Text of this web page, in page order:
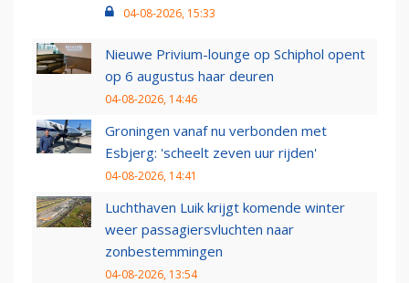
04-08-2026, 15:33
Nieuwe Privium-lounge op Schiphol opent
op 6 augustus haar deuren
04-08-2026, 14:46
Groningen vanaf nu verbonden met
Esbjerg: 'scheelt zeven uur rijden'
04-08-2026, 14:41
Luchthaven Luik krijgt komende winter
weer passagiersvluchten naar
zonbestemmingen
04-08-2026, 13:54